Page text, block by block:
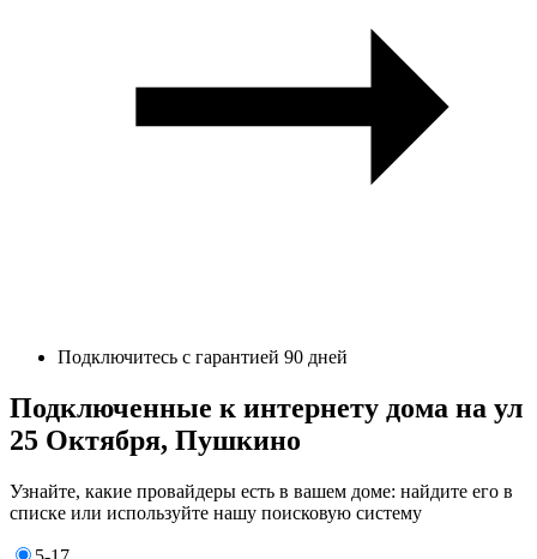
Подключитесь с гарантией 90 дней
Подключенные к интернету дома на ул
25 Октября, Пушкино
Узнайте, какие провайдеры есть в вашем доме: найдите его в
списке или используйте нашу поисковую систему